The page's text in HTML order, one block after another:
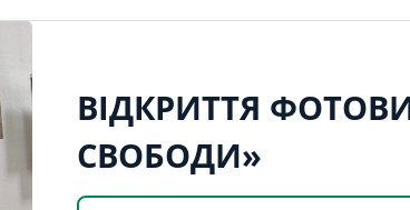
ВІДКРИТТЯ
СВОБОДИ»